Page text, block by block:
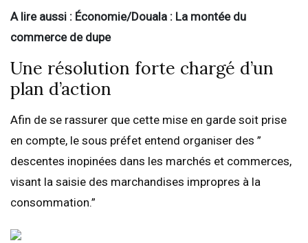
A lire aussi : Économie/Douala : La montée du
commerce de dupe
Une résolution forte chargé d’un
plan d’action
Afin de se rassurer que cette mise en garde soit prise
en compte, le sous préfet entend organiser des ”
descentes inopinées dans les marchés et commerces,
visant la saisie des marchandises impropres à la
consommation.”